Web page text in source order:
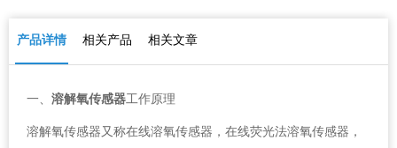
产品详情 相关产品 相关文章
一、 溶解氧传感器工作原理
溶解氧传感器又称在线溶氧传感器，在线荧光法溶氧传感器，